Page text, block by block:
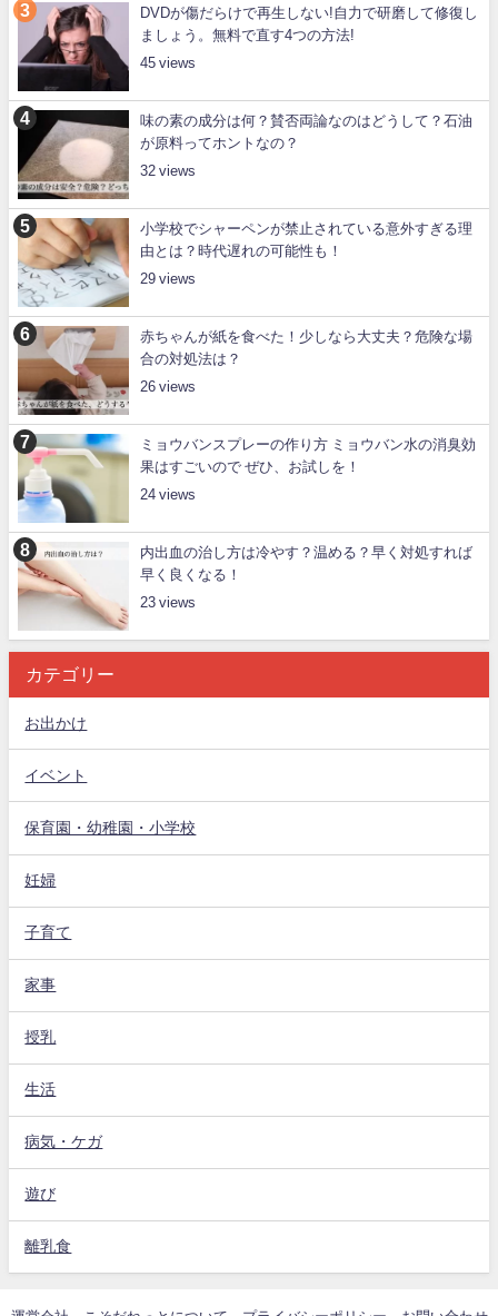
DVDが傷だらけで再生しない!自力で研磨して修復し
ましょう。無料で直す4つの方法!
45
味の素の成分は何？賛否両論なのはどうして？石油
が原料ってホントなの？
32
小学校でシャーペンが禁止されている意外すぎる理
由とは？時代遅れの可能性も！
29
赤ちゃんが紙を食べた！少しなら大丈夫？危険な場
合の対処法は？
26
ミョウバンスプレーの作り方 ミョウバン水の消臭効
果はすごいので ぜひ、お試しを！
24
内出血の治し方は冷やす？温める？早く対処すれば
早く良くなる！
23
カテゴリー
お出かけ
イベント
保育園・幼稚園・小学校
妊婦
子育て
家事
授乳
生活
病気・ケガ
遊び
離乳食